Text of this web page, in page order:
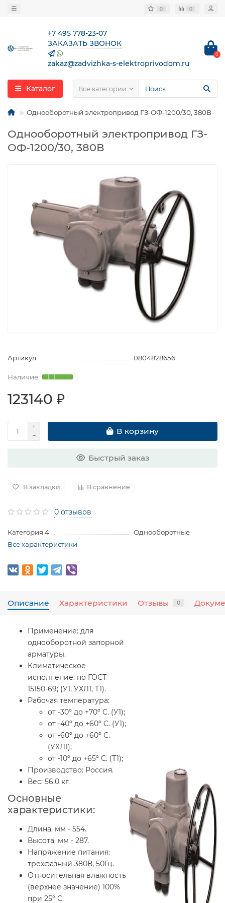
0 0
+7 495 778-23-07
ЗАКАЗАТЬ ЗВОНОК
zakaz@zadvizhka-s-elektroprivodom.ru
0
Каталог Все категории
Однооборотный электропривод ГЗ-ОФ-1200/30, 380В
Однооборотный электропривод ГЗ-
ОФ-1200/30, 380В
Артикул: 0804828656
123140 ₽
В корзину
Быстрый заказ
В закладки В сравнение
0 отзывов
Категория 4
Однооборотные
Все характеристики
Описание Характеристики Отзывы 0
Применение: для
однооборотной запорной
арматуры.
Климатическое
исполнение: по ГОСТ
15150-69; (У1, УХЛ1, Т1).
Рабочая температура:
от -30º до +70º С. (У1);
от -40º до +60º С. (У1);
от -60º до +60º С.
(УХЛ1);
от -10º до +65º С. (Т1);
Производство: Россия.
Вес: 56,0 кг.
Основные
характеристики:
Длина, мм - 554.
Высота, мм - 287.
Напряжение питания:
трехфазный 380В, 50Гц.
Относительная влажность
(верхнее значение) 100%
при 25° С.